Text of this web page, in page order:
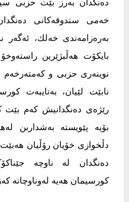
دەنگدان بەرز بێت حزبی
خەمی سندوقەكانی
بەرەزامەندی خەلك،
بایكۆت هەڵبژێرین
نوینەری حزبی و
نابێت لێیان، بەتایبەت
رێژەی دەنگدانیش كەم بێت
بۆیە پێویستە بەشداربن
دڵخوازی خۆیان رۆڵیان
دەنگدان لە ناوچە
كورسیمان هەیە لەوناوچانە